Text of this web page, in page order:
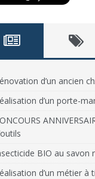
d’un ancien
d’un porte-
BIO au savon
d’un métier à